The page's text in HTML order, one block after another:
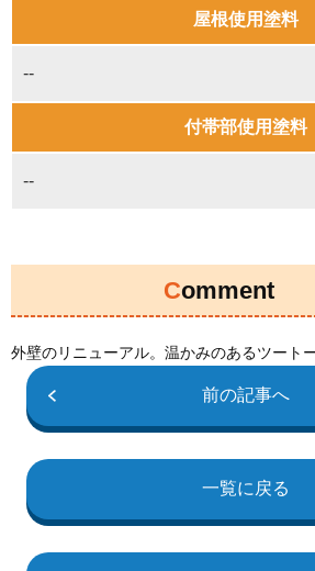
屋根使用塗料
--
付帯部使用塗料
--
Comment
外壁のリニューアル。温かみのあるツート
前の記事へ
一覧に戻る